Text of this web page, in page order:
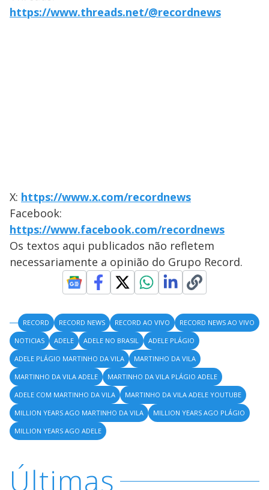
https://www.threads.net/@recordnews
X: https://www.x.com/recordnews
Facebook:
https://www.facebook.com/recordnews
Os textos aqui publicados não refletem
necessariamente a opinião do Grupo Record.
RECORD RECORD NEWS RECORD AO VIVO
RECORD NEWS AO VIVO
NOTICIAS
ADELE ADELE NO BRASIL
ADELE PLÁGIO
ADELE PLÁGIO MARTINHO DA VILA
MARTINHO DA VILA
MARTINHO DA VILA ADELE
MARTINHO DA VILA PLÁGIO ADELE
ADELE COM MARTINHO DA VILA
MARTINHO DA VILA ADELE YOUTUBE
MILLION YEARS AGO MARTINHO DA VILA
MILLION YEARS AGO PLÁGIO
MILLION YEARS AGO ADELE
Últimas